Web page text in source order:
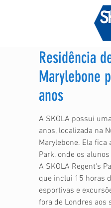
Residência
Marylebone
anos
A SKOLA possui
anos, localizada na
Marylebone. Ela fica
Park, onde os
A SKOLA Regent's
que inclui 15 horas
esportivas e
fora de Londres aos